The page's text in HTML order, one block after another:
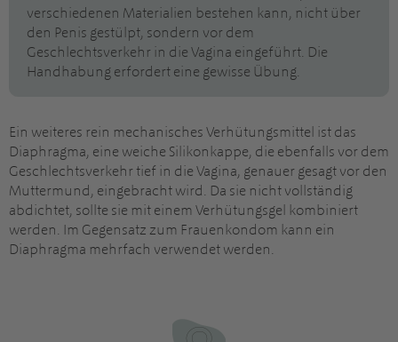
verschiedenen Materialien bestehen kann, nicht über
den Penis gestülpt, sondern vor dem
Geschlechtsverkehr in die Vagina eingeführt. Die
Handhabung erfordert eine gewisse Übung.
Ein weiteres rein mechanisches Verhütungsmittel ist das
Diaphragma, eine weiche Silikonkappe, die ebenfalls vor dem
Geschlechtsverkehr tief in die Vagina, genauer gesagt vor den
Muttermund, eingebracht wird. Da sie nicht vollständig
abdichtet, sollte sie mit einem Verhütungsgel kombiniert
werden. Im Gegensatz zum Frauenkondom kann ein
Diaphragma mehrfach verwendet werden.